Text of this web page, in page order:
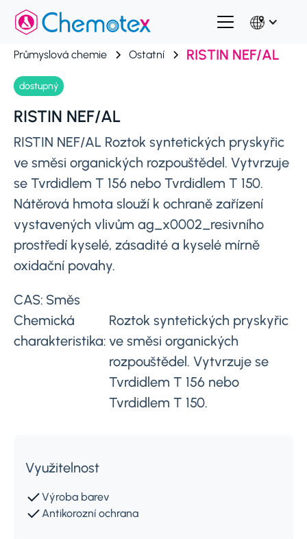
Průmyslová chemie Ostatní RISTIN NEF/AL
dostupný
RISTIN NEF/AL
RISTIN NEF/AL Roztok syntetických pryskyřic
ve směsi organických rozpouštědel. Vytvrzuje
se Tvrdidlem T 156 nebo Tvrdidlem T 150.
Nátěrová hmota slouží k ochraně zařízení
vystavených vlivům ag_x0002_resivního
prostředí kyselé, zásadité a kyselé mírně
oxidační povahy.
CAS: Směs
Chemická
charakteristika:
Roztok syntetických pryskyřic
ve směsi organických
rozpouštědel. Vytvrzuje se
Tvrdidlem T 156 nebo
Tvrdidlem T 150.
Využitelnost
Výroba barev
Antikorozní ochrana